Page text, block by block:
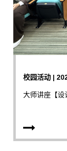
校园活动 |
大师讲座【设